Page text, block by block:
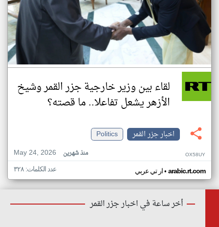
لقاء بين وزير خارجية جزر القمر وشيخ
الأزهر يشعل تفاعلا.. ما قصته؟
اخبار جزر القمر
Politics
May 24, 2026
منذ شهرين OX58UY
ار تي عربي• arabic.rt.com عدد الكلمات: ٣٢٨
أخر ساعة في اخبار جزر القمر